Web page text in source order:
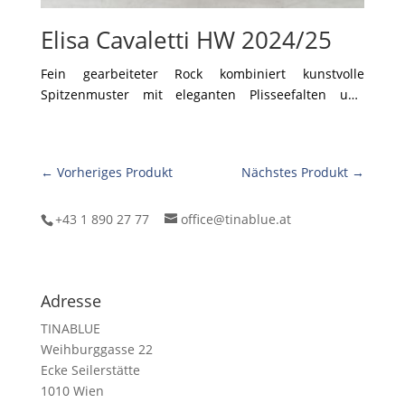
Elisa Cavaletti HW 2024/25
Fein gearbeiteter Rock kombiniert kunstvolle
Spitzenmuster mit eleganten Plisseefalten und
Raffinesse verleiht. Abgerundet wird das Ensemble
Kontrast zur zarten Textur des Rocks bilden – perfekt
← Vorheriges Produkt Nächstes Produkt →
+43 1 890 27 77 office@tinablue.at
Adresse
TINABLUE
Weihburggasse 22
Ecke Seilerstätte
1010 Wien